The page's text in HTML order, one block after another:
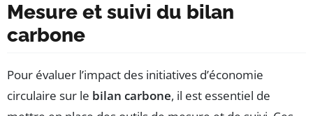
Mesure et suivi du bilan
carbone
Pour évaluer l’impact des initiatives d’économie
circulaire sur le bilan carbone, il est essentiel de